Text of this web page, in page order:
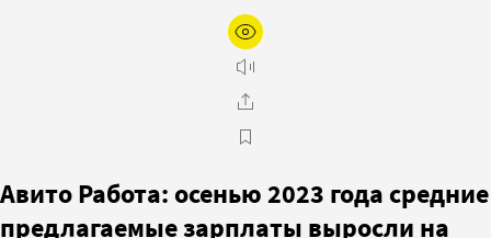
Авито Работа: осенью 2023 года средние
предлагаемые зарплаты выросли на